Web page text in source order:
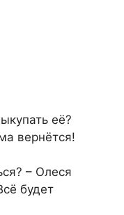
её?
вернётся!
– Олеся
будет